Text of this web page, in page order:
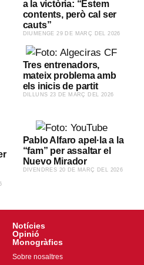
a la victòria: “Estem
contents, però cal ser
cauts”
​DIUMENGE 29 DE MARÇ DEL 2026
Tres entrenadors,
mateix problema amb
els inicis de partit
​DILLUNS 23 DE MARÇ DEL 2026
Pablo Alfaro apel·la a la
“fam” per assaltar el
Nuevo Mirador
​DIVENDRES 20 DE MARÇ DEL 2026
Notícies
Opinió
Monogràfics
Sobre nosaltres